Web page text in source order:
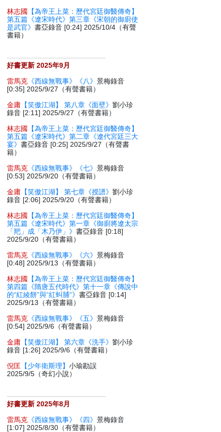
林志國
【為帝王上菜：歷代宮廷御醫傳奇】
第五篇《遼宋時代》第三章《宋朝的御廚使
是武官》書亞錄音 [0:24] 2025/10/4（有聲
書籍）
好書更新 2025年9月
雷馬克 《西線無戰事》《八》景梅錄音
[0:35] 2025/9/27（有聲書籍）
金庸 【笑傲江湖】 第八章《面壁》劉小珍
錄音 [2:11] 2025/9/27（有聲書籍）
林志國
【為帝王上菜：歷代宮廷御醫傳奇】
第五篇《遼宋時代》第二章《遼代宮廷三大
宴》書亞錄音 [0:25] 2025/9/27（有聲書
籍）
雷馬克 《西線無戰事》《七》景梅錄音
[0:53] 2025/9/20（有聲書籍）
金庸 【笑傲江湖】 第七章《授譜》劉小珍
錄音 [2:06] 2025/9/20（有聲書籍）
林志國
【為帝王上菜：歷代宮廷御醫傳奇】
第五篇《遼宋時代》第一章《御廚將遼太宗
「羓」成「木乃伊」》書亞錄音 [0:18]
2025/9/20（有聲書籍）
雷馬克 《西線無戰事》《六》景梅錄音
[0:48] 2025/9/13（有聲書籍）
林志國
【為帝王上菜：歷代宮廷御醫傳奇】
第四篇《隋唐五代時代》第十一章《傳說中
的“紅綾餅”與“紅虯脯”》書亞錄音 [0:14]
2025/9/13（有聲書籍）
雷馬克 《西線無戰事》《五》景梅錄音
[0:54] 2025/9/6（有聲書籍）
金庸 【笑傲江湖】 第六章《洗手》劉小珍
錄音 [1:26] 2025/9/6（有聲書籍）
倪匡 【少年衛斯理】小瑜勘誤
2025/9/5（奇幻小說）
好書更新 2025年8月
雷馬克 《西線無戰事》《四》景梅錄音
[1:07] 2025/8/30（有聲書籍）